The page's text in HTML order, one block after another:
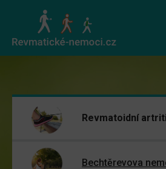
Revmatoidní
Bechtěrevova